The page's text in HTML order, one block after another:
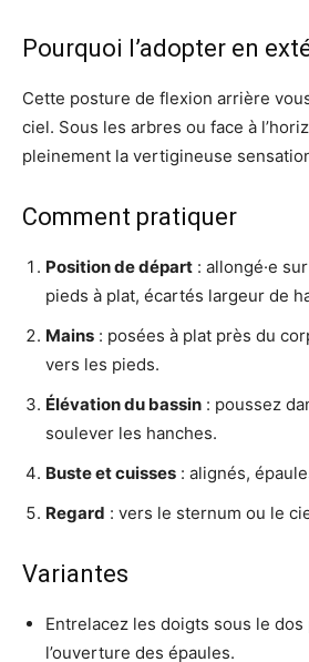
Pourquoi l’adopter en
Cette posture de flexion arrière
ciel. Sous les arbres ou face à
pleinement la vertigineuse
Comment pratiquer
Position de départ : allongé·e
pieds à plat, écartés largeur de
Mains : posées à plat près du
vers les pieds.
Élévation du bassin : poussez
soulever les hanches.
Buste et cuisses : alignés,
Regard : vers le sternum ou le
Variantes
Entrelacez les doigts sous le
l’ouverture des épaules.